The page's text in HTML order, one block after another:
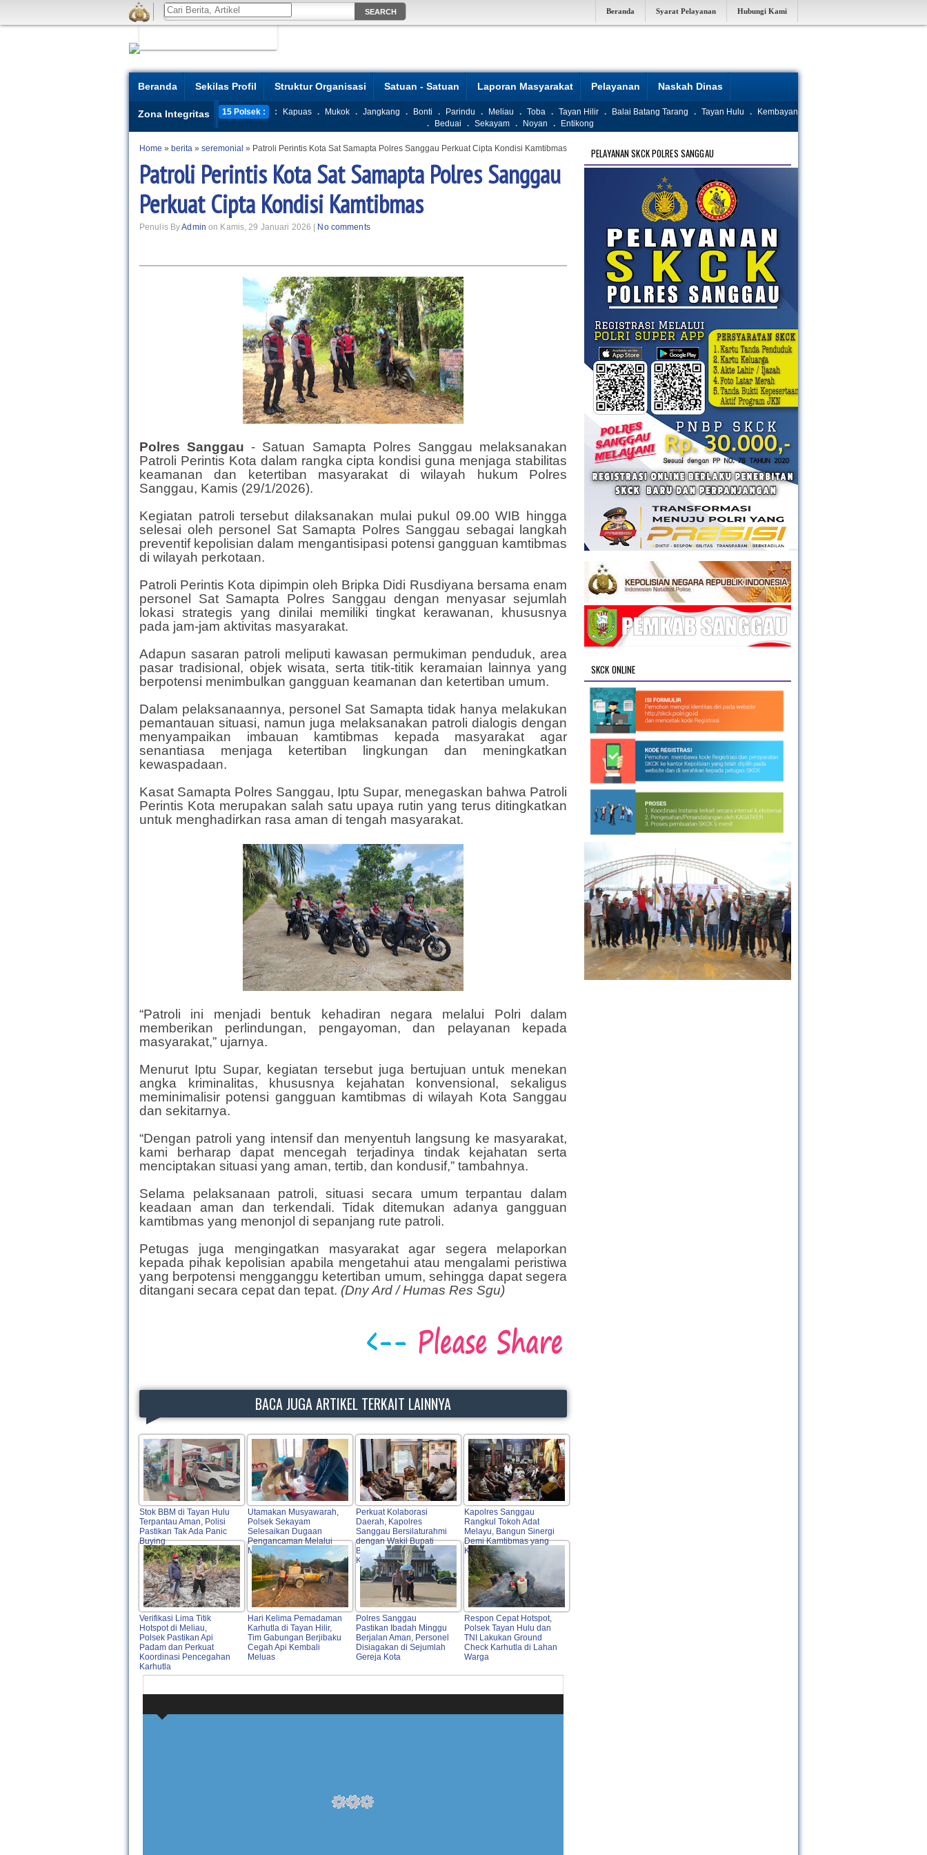
Beranda Syarat Pelayanan Hubungi Kami
Beranda Sekilas Profil Struktur Organisasi Satuan - Satuan Laporan Masyarakat Pelayanan Naskah Dinas
Zona Integritas 15 Polsek : : Kapuas . Mukok . Jangkang . Bonti . Parindu . Meliau . Toba . Tayan Hilir . Balai Batang Tarang . Tayan Hulu .
Kembayan
.
Beduai . Sekayam . Noyan . Entikong
Home » berita » seremonial » Patroli Perintis Kota Sat Samapta Polres Sanggau Perkuat Cipta Kondisi Kamtibmas
Patroli Perintis Kota Sat Samapta Polres Sanggau
Perkuat Cipta Kondisi Kamtibmas
Penulis ByAdmin on Kamis, 29 Januari 2026 | No comments
Polres Sanggau- Satuan Samapta Polres Sanggau melaksanakan
Patroli Perintis Kota dalam rangka cipta kondisi guna menjaga stabilitas
keamanan dan ketertiban masyarakat di wilayah hukum Polres
Sanggau, Kamis (29/1/2026).
Kegiatan patroli tersebut dilaksanakan mulai pukul 09.00 WIB hingga
selesai oleh personel Sat Samapta Polres Sanggau sebagai langkah
preventif kepolisian dalam mengantisipasi potensi gangguan kamtibmas
di wilayah perkotaan.
Patroli Perintis Kota dipimpin oleh Bripka Didi Rusdiyana bersama enam
personel Sat Samapta Polres Sanggau dengan menyasar sejumlah
lokasi strategis yang dinilai memiliki tingkat kerawanan, khususnya
pada jam-jam aktivitas masyarakat.
Adapun sasaran patroli meliputi kawasan permukiman penduduk, area
pasar tradisional, objek wisata, serta titik-titik keramaian lainnya yang
berpotensi menimbulkan gangguan keamanan dan ketertiban umum.
Dalam pelaksanaannya, personel Sat Samapta tidak hanya melakukan
pemantauan situasi, namun juga melaksanakan patroli dialogis dengan
menyampaikan imbauan kamtibmas kepada masyarakat agar
senantiasa menjaga ketertiban lingkungan dan meningkatkan
kewaspadaan.
Kasat Samapta Polres Sanggau, Iptu Supar, menegaskan bahwa Patroli
Perintis Kota merupakan salah satu upaya rutin yang terus ditingkatkan
untuk menghadirkan rasa aman di tengah masyarakat.
“Patroli ini menjadi bentuk kehadiran negara melalui Polri dalam
memberikan perlindungan, pengayoman, dan pelayanan kepada
masyarakat,” ujarnya.
Menurut Iptu Supar, kegiatan tersebut juga bertujuan untuk menekan
angka kriminalitas, khususnya kejahatan konvensional, sekaligus
meminimalisir potensi gangguan kamtibmas di wilayah Kota Sanggau
dan sekitarnya.
“Dengan patroli yang intensif dan menyentuh langsung ke masyarakat,
kami berharap dapat mencegah terjadinya tindak kejahatan serta
menciptakan situasi yang aman, tertib, dan kondusif,” tambahnya.
Selama pelaksanaan patroli, situasi secara umum terpantau dalam
keadaan aman dan terkendali. Tidak ditemukan adanya gangguan
kamtibmas yang menonjol di sepanjang rute patroli.
Petugas juga mengingatkan masyarakat agar segera melaporkan
kepada pihak kepolisian apabila mengetahui atau mengalami peristiwa
yang berpotensi mengganggu ketertiban umum, sehingga dapat segera
ditangani secara cepat dan tepat. (Dny Ard / Humas Res Sgu)
BACA JUGA ARTIKEL TERKAIT LAINNYA
Stok BBM di Tayan Hulu
Terpantau Aman, Polisi
Pastikan Tak Ada Panic
Buying
Utamakan Musyawarah,
Polsek Sekayam
Selesaikan Dugaan
Pengancaman Melalui
Mediasi
Perkuat Kolaborasi
Daerah, Kapolres
Sanggau Bersilaturahmi
dengan Wakil Bupati
Bangun Sinergi untuk
Kamtibmas
Kapolres Sanggau
Rangkul Tokoh Adat
Melayu, Bangun Sinergi
Demi Kamtibmas yang
Kondusif
Verifikasi Lima Titik
Hotspot di Meliau,
Polsek Pastikan Api
Padam dan Perkuat
Koordinasi Pencegahan
Karhutla
Hari Kelima Pemadaman
Karhutla di Tayan Hilir,
Tim Gabungan Berjibaku
Cegah Api Kembali
Meluas
Polres Sanggau
Pastikan Ibadah Minggu
Berjalan Aman, Personel
Disiagakan di Sejumlah
Gereja Kota
Respon Cepat Hotspot,
Polsek Tayan Hulu dan
TNI Lakukan Ground
Check Karhutla di Lahan
Warga
PELAYANAN SKCK POLRES SANGGAU
SKCK ONLINE